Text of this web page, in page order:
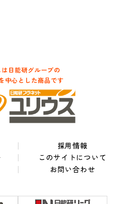
日能研グループの
中心とした商品です
採用情報
このサイトについて
お問い合わせ